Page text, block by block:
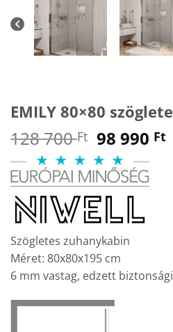
EMILY 80×80
128 700Ft Original
price
was:
128
700 Ft.
98 990 Ft
Szögletes zuhanykabin
Méret: 80x80x195 cm
6 mm vastag, edzett